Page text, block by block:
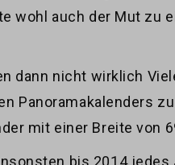
wohl auch der Mut zu
dann nicht wirklich
Panoramakalenders
mit einer Breite von
bis 2014 jedes